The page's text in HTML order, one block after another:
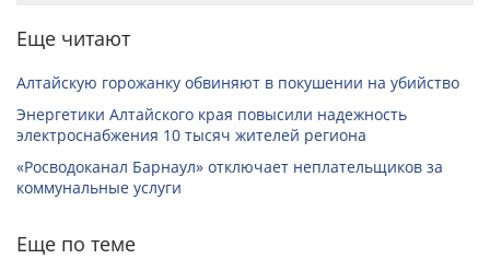
Еще читают
Алтайскую горожанку обвиняют в покушении на убийство
Энергетики Алтайского края повысили надежность
электроснабжения 10 тысяч жителей региона
«Росводоканал Барнаул» отключает неплательщиков за
коммунальные услуги
Еще по теме